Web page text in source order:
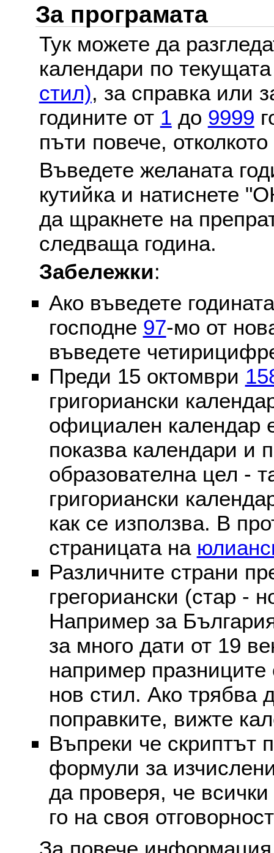
За програмата
Тук можете да
календари по
стил), за справка или
годините от 1 до 9999
пъти повече,
Въведете желаната
кутийка и натиснете
да щракнете на
следваща година.
Забележки:
Ако въведете
господне 97-мо от
въведете
Преди 15 октомври
григориански
официален календар
показва календари и
образователна цел -
григориански
как се използва. В
страницата на
Различните страни
грегориански (стар -
Например за
за много дати от 19
например празниците
нов стил. Ако трябва
поправките, вижте
Въпреки че скриптът
формули за
да проверя, че
го на своя